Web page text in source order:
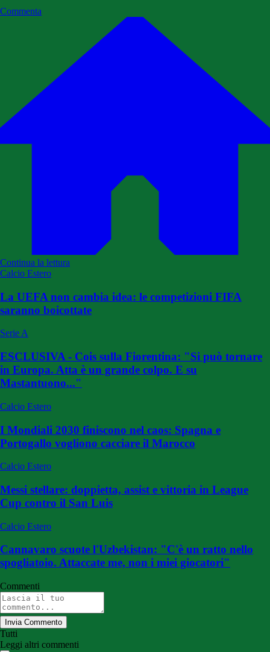
Commenta
Continua la lettura
Calcio Estero
La UEFA non cambia idea: le competizioni FIFA
saranno boicottate
Serie A
ESCLUSIVA - Cois sulla Fiorentina: "Si può tornare
in Europa. Atta è un grande colpo. E su
Mastantuono..."
Calcio Estero
I Mondiali 2030 finiscono nel caos: Spagna e
Portogallo vogliono cacciare il Marocco
Calcio Estero
Messi stellare: doppietta, assist e vittoria in League
Cup contro il San Luis
Calcio Estero
Cannavaro scuote l'Uzbekistan: "C'è un ratto nello
spogliatoio. Attaccate me, non i miei giocatori"
Commenti
Invia Commento
Tutti
Leggi altri commenti